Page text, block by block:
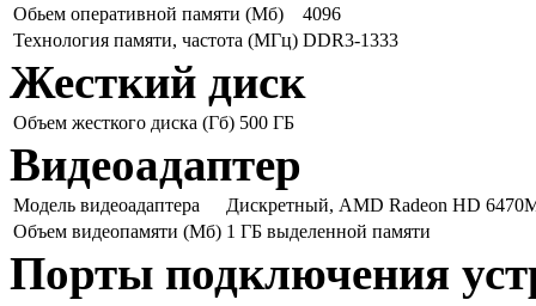
Обьем оперативной памяти (Мб)
4096
Технология памяти, частота (МГц) DDR3-1333
Жесткий диск
Объем жесткого диска (Гб) 500 ГБ
Видеоадаптер
Модель видеоадаптера
Дискретный, AMD Radeon HD
Объем видеопамяти (Мб) 1 ГБ выделенной памяти
Порты подключения